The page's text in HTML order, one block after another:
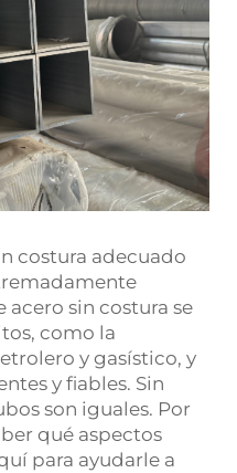
costura adecuado
sin costura se
como la
y gasístico, y
y fiables. Sin
son iguales. Por
qué aspectos
para ayudarle a